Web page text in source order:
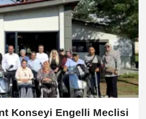
Konseyi Engelli Meclisi